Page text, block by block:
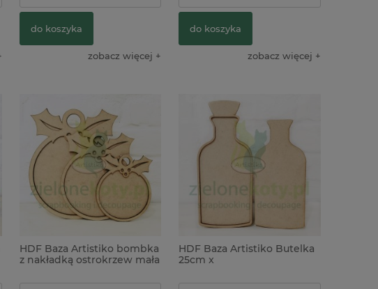
do koszyka
zobacz więcej
do koszyka
zobacz więcej
HDF Baza Artistiko bombka
z nakładką ostrokrzew mała
HDF Baza Artistiko Butelka
25cm x